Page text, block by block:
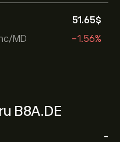
MD
51.65‎$‎
-1.56%
B8A.DE
-